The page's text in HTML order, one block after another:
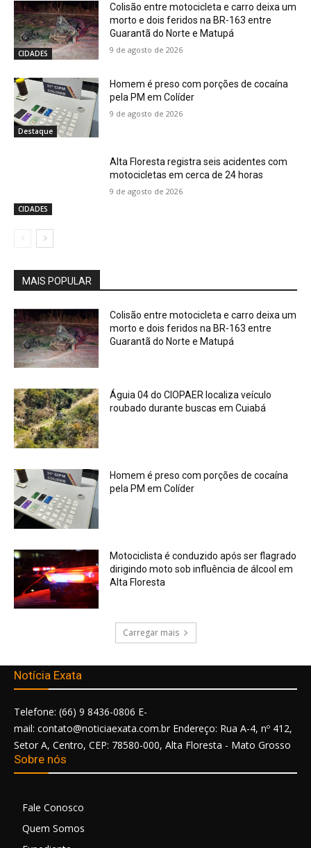
CIDADES
Colisão entre motocicleta e carro deixa um
morto e dois feridos na BR-163 entre
Guarantã do Norte e Matupá
9 de agosto de 2026
Destaque
Homem é preso com porções de cocaína
pela PM em Colíder
9 de agosto de 2026
CIDADES
Alta Floresta registra seis acidentes com
motocicletas em cerca de 24 horas
9 de agosto de 2026
MAIS POPULAR
Colisão entre motocicleta e carro deixa um
morto e dois feridos na BR-163 entre
Guarantã do Norte e Matupá
Águia 04 do CIOPAER localiza veículo
roubado durante buscas em Cuiabá
Homem é preso com porções de cocaína
pela PM em Colíder
Motociclista é conduzido após ser flagrado
dirigindo moto sob influência de álcool em
Alta Floresta
Carregar mais
Notícia Exata
Telefone: (66) 9 8436-0806 E-
mail: contato@noticiaexata.com.br Endereço: Rua A-4, nº 412,
Setor A, Centro, CEP: 78580-000, Alta Floresta - Mato Grosso
Sobre nós
Fale Conosco
Quem Somos